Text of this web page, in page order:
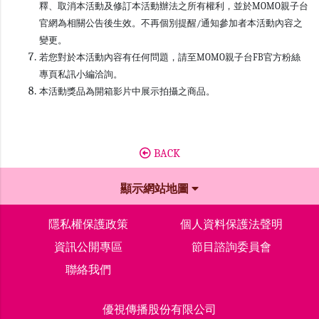
釋、取消本活動及修訂本活動辦法之所有權利，並於MOMO親子台
官網為相關公告後生效。不再個別提醒/通知參加者本活動內容之
變更。
若您對於本活動內容有任何問題，請至MOMO親子台FB官方粉絲
專頁私訊小編洽詢。
本活動獎品為開箱影片中展示拍攝之商品。
BACK
顯示網站地圖
隱私權保護政策
個人資料保護法聲明
資訊公開專區
節目諮詢委員會
聯絡我們
優視傳播股份有限公司